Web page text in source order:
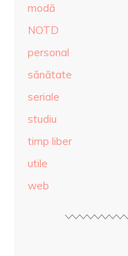
modă
NOTD
personal
sănătate
seriale
studiu
timp liber
utile
web